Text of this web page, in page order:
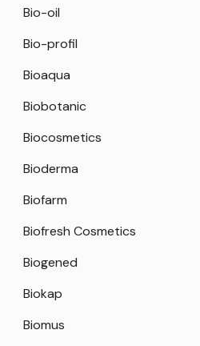
Bio-oil
Bio-profil
Bioaqua
Biobotanic
Biocosmetics
Bioderma
Biofarm
Biofresh Cosmetics
Biogened
Biokap
Biomus